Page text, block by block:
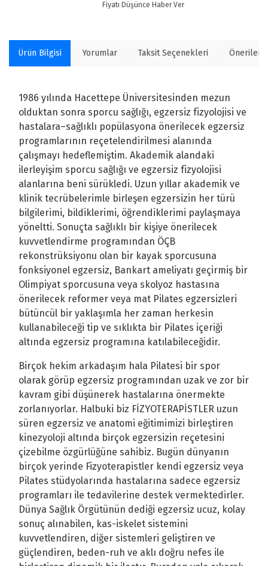
Fiyatı Düşünce Haber Ver
Ürün Bilgisi Yorumlar Taksit Seçenekleri
1986 yılında Hacettepe Üniversitesinden mezun
olduktan sonra sporcu sağlığı, egzersiz fizyolojisi ve
hastalara–sağlıklı popülasyona önerilecek egzersiz
programlarının reçetelendirilmesi alanında
çalışmayı hedeflemiştim. Akademik alandaki
ilerleyişim sporcu sağlığı ve egzersiz fizyolojisi
alanlarına beni sürükledi. Uzun yıllar akademik ve
klinik tecrübelerimle birleşen egzersizin her türü
bilgilerimi, bildiklerimi, öğrendiklerimi paylaşmaya
yöneltti. Sonuçta sağlıklı bir kişiye önerilecek
kuvvetlendirme programından ÖÇB
rekonstrüksiyonu olan bir kayak sporcusuna
fonksiyonel egzersiz, Bankart ameliyatı geçirmiş bir
Olimpiyat sporcusuna veya skolyoz hastasına
önerilecek reformer veya mat Pilates egzersizleri
bütüncül bir yaklaşımla her zaman herkesin
kullanabileceği tip ve sıklıkta bir Pilates içeriği
altında egzersiz programına katılabileceğidir.
Birçok hekim arkadaşım hala Pilatesi bir spor
olarak görüp egzersiz programından uzak ve zor bir
kavram gibi düşünerek hastalarına önermekte
zorlanıyorlar. Halbuki biz FİZYOTERAPİSTLER uzun
süren egzersiz ve anatomi eğitimimizi birleştiren
kinezyoloji altında birçok egzersizin reçetesini
çizebilme özgürlüğüne sahibiz. Bugün dünyanın
birçok yerinde Fizyoterapistler kendi egzersiz veya
Pilates stüdyolarında hastalarına sadece egzersiz
programları ile tedavilerine destek vermektedirler.
Dünya Sağlık Örgütünün dediği egzersiz ucuz, kolay
sonuç alınabilen, kas-iskelet sistemini
kuvvetlendiren, diğer sistemleri geliştiren ve
güçlendiren, beden-ruh ve aklı doğru nefes ile